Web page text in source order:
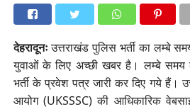
देहरादूनःउत्तराखंड पुलिस भर्ती का लम्बे
युवाओं के लिए अच्छी खबर है। लम्बे समय
भर्ती के प्रवेश पत्र जारी कर दिए गये हैं।
आयोग (UKSSSC) की आधिकारिक